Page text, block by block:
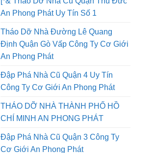
Phát An Toàn Uy Tín Cao
[*& Tháo Dỡ Nhà Cũ Quận Thủ Đức
An Phong Phát Uy Tín Số 1
Tháo Dỡ Nhà Đường Lê Quang
Định Quận Gò Vấp Công Ty Cơ Giới
An Phong Phát
Đập Phá Nhà Cũ Quận 4 Uy Tín
Công Ty Cơ Giới An Phong Phát
THÁO DỠ NHÀ THÀNH PHỐ HỒ
CHÍ MINH AN PHONG PHÁT